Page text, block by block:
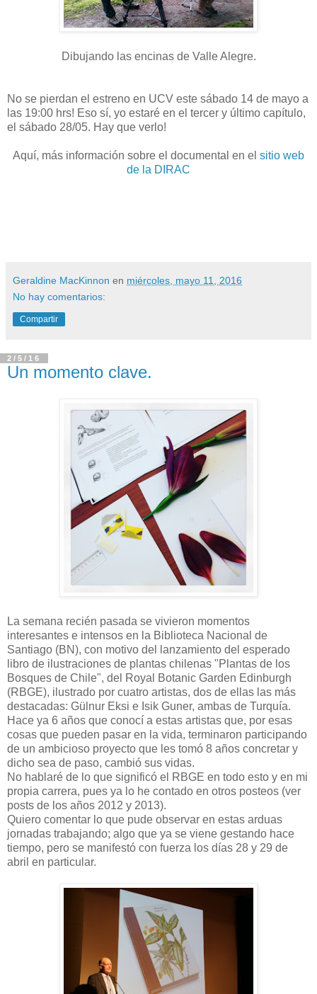
Dibujando las encinas de Valle Alegre.
No se pierdan el estreno en UCV este sábado 14 de mayo a
las 19:00 hrs! Eso sí, yo estaré en el tercer y último capítulo,
el sábado 28/05. Hay que verlo!
Aquí, más información sobre el documental en el sitio web
de la DIRAC
Geraldine MacKinnon en miércoles, mayo 11, 2016
No hay comentarios:
Compartir
2/5/16
Un momento clave.
La semana recién pasada se vivieron momentos
interesantes e intensos en la Biblioteca Nacional de
Santiago (BN), con motivo del lanzamiento del esperado
libro de ilustraciones de plantas chilenas "Plantas de los
Bosques de Chile", del Royal Botanic Garden Edinburgh
(RBGE), ilustrado por cuatro artistas, dos de ellas las más
destacadas: Gülnur Eksi e Isik Guner, ambas de Turquía.
Hace ya 6 años que conocí a estas artistas que, por esas
cosas que pueden pasar en la vida, terminaron participando
de un ambicioso proyecto que les tomó 8 años concretar y
dicho sea de paso, cambió sus vidas.
No hablaré de lo que significó el RBGE en todo esto y en mi
propia carrera, pues ya lo he contado en otros posteos (ver
posts de los años 2012 y 2013).
Quiero comentar lo que pude observar en estas arduas
jornadas trabajando; algo que ya se viene gestando hace
tiempo, pero se manifestó con fuerza los días 28 y 29 de
abril en particular.